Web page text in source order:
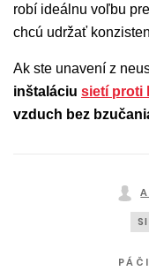
robí ideálnu voľbu
chcú udržať
Ak ste unavení z
inštaláciu sietí proti
vzduch bez